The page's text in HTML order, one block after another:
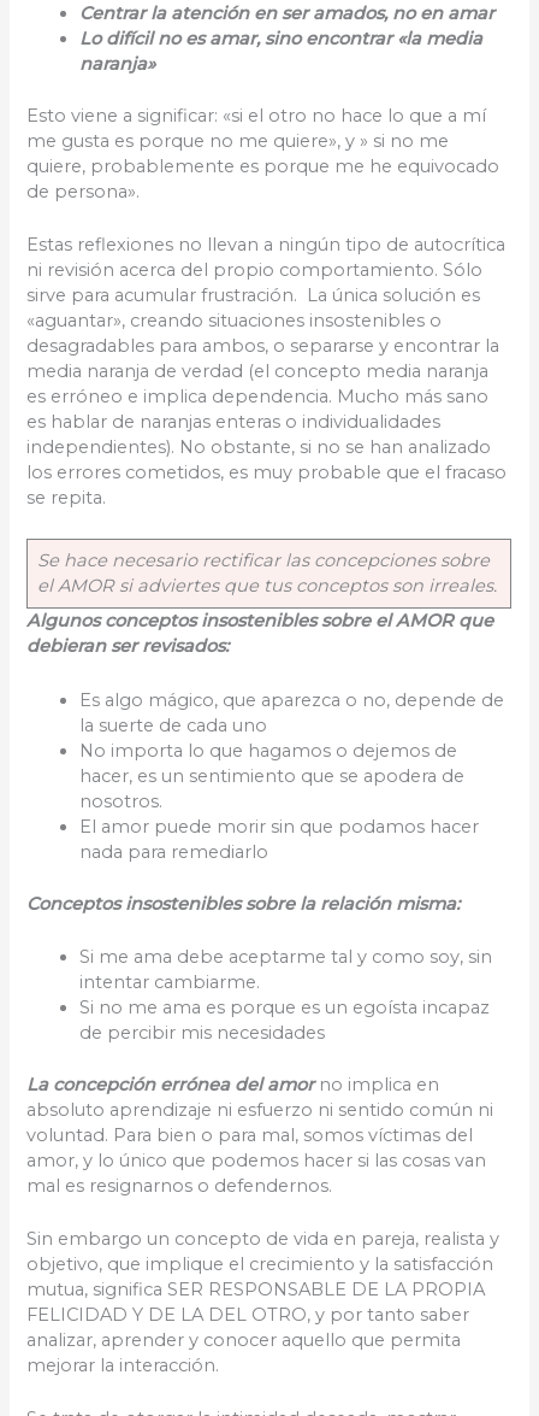
Centrar la atención en ser amados, no en amar
Lo difícil no es amar, sino encontrar «la media
naranja»
Esto viene a significar: «si el otro no hace lo que a mí
me gusta es porque no me quiere», y » si no me
quiere, probablemente es porque me he equivocado
de persona».
Estas reflexiones no llevan a ningún tipo de autocrítica
ni revisión acerca del propio comportamiento. Sólo
sirve para acumular frustración. La única solución es
«aguantar», creando situaciones insostenibles o
desagradables para ambos, o separarse y encontrar la
media naranja de verdad (el concepto media naranja
es erróneo e implica dependencia. Mucho más sano
es hablar de naranjas enteras o individualidades
independientes). No obstante, si no se han analizado
los errores cometidos, es muy probable que el fracaso
se repita.
Se hace necesario rectificar las concepciones sobre
el AMOR si adviertes que tus conceptos son irreales.
Algunos conceptos insostenibles sobre el AMOR que
debieran ser revisados:
Es algo mágico, que aparezca o no, depende de
la suerte de cada uno
No importa lo que hagamos o dejemos de
hacer, es un sentimiento que se apodera de
nosotros.
El amor puede morir sin que podamos hacer
nada para remediarlo
Conceptos insostenibles sobre la relación misma:
Si me ama debe aceptarme tal y como soy, sin
intentar cambiarme.
Si no me ama es porque es un egoísta incapaz
de percibir mis necesidades
La concepción errónea del amorno implica en
absoluto aprendizaje ni esfuerzo ni sentido común ni
voluntad. Para bien o para mal, somos víctimas del
amor, y lo único que podemos hacer si las cosas van
mal es resignarnos o defendernos.
Sin embargo un concepto de vida en pareja, realista y
objetivo, que implique el crecimiento y la satisfacción
mutua, significa SER RESPONSABLE DE LA PROPIA
FELICIDAD Y DE LA DEL OTRO, y por tanto saber
analizar, aprender y conocer aquello que permita
mejorar la interacción.